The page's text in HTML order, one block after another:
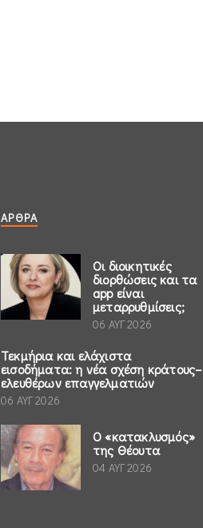
ΆΡΘΡΑ
Οι διοικητικές
διορθώσεις και τα
app είναι
μεταρρυθμίσεις;
06 ΑΥΓ 2026
Τεκμήρια και ελάχιστα
εισοδήματα: η νέα σχέση κράτους–
ελευθέρων επαγγελματιών
06 ΑΥΓ 2026
Ο «κατακλυσμός»
της Θέουτα
04 ΑΥΓ 2026